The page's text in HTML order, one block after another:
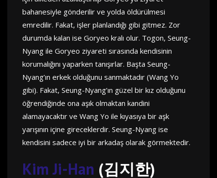
bahanesiyle gönderilir ve yolda öldürülmesi
emredilir. Fakat, işler planlandığı gibi gitmez. Zor
durumda kalan ise Goryeo kralı olur. Togon, Seung-
Nyang ile Goryeo ziyareti sırasında kendisinin
korumalığını yaparken tanışırlar. Başta Seung-
Nyang’ın erkek olduğunu sanmaktadır (Wang Yo
gibi). Fakat, Seung-Nyang’ın güzel bir kız olduğunu
öğrendiğinde ona aşık olmaktan kandini
alamayacaktır ve Wang Yo ile kıyasıya bir aşk
yarışının içine gireceklerdir. Seung-Nyang ise
kendisini sadece iyi bir arkadaş olarak görmektedir.
Kim Ji-Han (김지한)